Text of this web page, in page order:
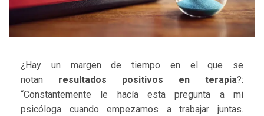
¿Hay un margen de tiempo en el que se
notan resultados positivos en terapia?:
“Constantemente le hacía esta pregunta a mi
psicóloga cuando empezamos a trabajar juntas.